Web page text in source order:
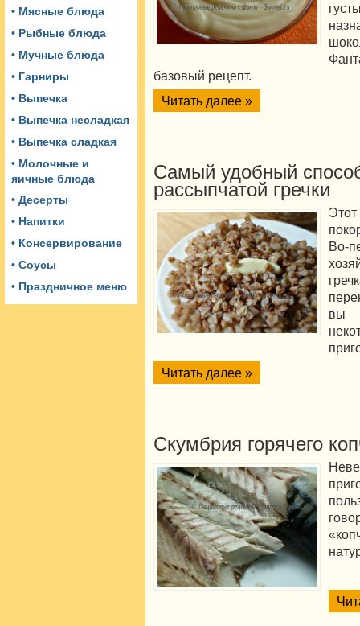
• Мясные блюда
• Рыбные блюда
• Мучные блюда
• Гарниры
• Выпечка
• Выпечка несладкая
• Выпечка сладкая
• Молочные и
яичные блюда
• Десерты
• Напитки
• Консервирование
• Соусы
• Праздничное меню
базовый рецепт.
Читать далее »
Самый удобный
рассыпчатой гречки
Во-
вы
Читать далее »
Скумбрия горячего